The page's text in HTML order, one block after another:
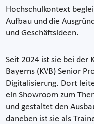
Hochschulkontext
Aufbau und die
und Geschäftsideen.
Seit 2024 ist sie bei der
Bayerns (KVB) Senior
Digitalisierung. Dort
ein Showroom zum
und gestaltet den
daneben ist sie als